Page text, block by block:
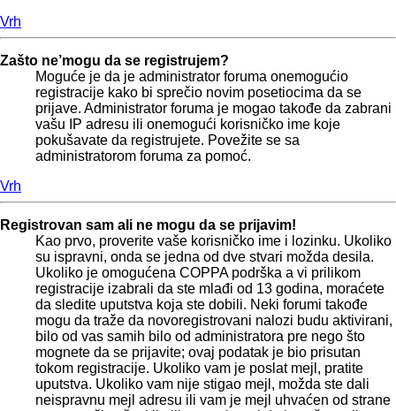
Vrh
Zašto ne’mogu da se registrujem?
Moguće je da je administrator foruma onemogućio
registracije kako bi sprečio novim posetiocima da se
prijave. Administrator foruma je mogao takođe da zabrani
vašu IP adresu ili onemogući korisničko ime koje
pokušavate da registrujete. Povežite se sa
administratorom foruma za pomoć.
Vrh
Registrovan sam ali ne mogu da se prijavim!
Kao prvo, proverite vaše korisničko ime i lozinku. Ukoliko
su ispravni, onda se jedna od dve stvari možda desila.
Ukoliko je omogućena COPPA podrška a vi prilikom
registracije izabrali da ste mlađi od 13 godina, moraćete
da sledite uputstva koja ste dobili. Neki forumi takođe
mogu da traže da novoregistrovani nalozi budu aktivirani,
bilo od vas samih bilo od administratora pre nego što
mognete da se prijavite; ovaj podatak je bio prisutan
tokom registracije. Ukoliko vam je poslat mejl, pratite
uputstva. Ukoliko vam nije stigao mejl, možda ste dali
neispravnu mejl adresu ili vam je mejl uhvaćen od strane